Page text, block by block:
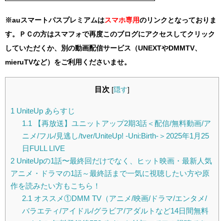
※auスマートパスプレミアムはスマホ専用のリンクとなっておりま
す。ＰＣの方はスマフォで再度このブログにアクセスしてクリック
していただくか、別の動画配信サービス（UNEXTやDMMTV、
mieruTVなど）をご利用くださいませ。
目次 [隠す]
1 UniteUp あらすじ
1.1 【再放送】ユニットアップ2期3話＜配信/無料動画/ア
ニメ/フル/見逃し/tver/UniteUp! -Uni:Birth-＞2025年1月25
日FULL LIVE
2 UniteUpの1話〜最終回だけでなく、ヒット映画・最新人気
アニメ・ドラマの1話～最終話まで一気に視聴したい方や原
作を読みたい方もこちら！
2.1 オススメ①DMM TV（アニメ/映画/ドラマ/エンタメ/
バラエティ/アイドル/グラビア/アダルトなど14日間無料